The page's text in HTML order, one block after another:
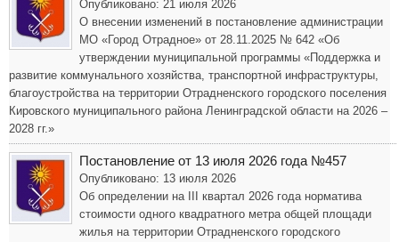
Опубликовано: 21 июля 2026
О внесении изменений в постановление администрации
МО «Город Отрадное» от 28.11.2025 № 642 «Об
утверждении муниципальной программы «Поддержка и
развитие коммунального хозяйства, транспортной инфраструктуры,
благоустройства на территории Отрадненского городского поселения
Кировского муниципального района Ленинградской области на 2026 –
2028 гг.»
Постановление от 13 июля 2026 года №457
Опубликовано: 13 июля 2026
Об определении на III квартал 2026 года норматива
стоимости одного квадратного метра общей площади
жилья на территории Отрадненского городского